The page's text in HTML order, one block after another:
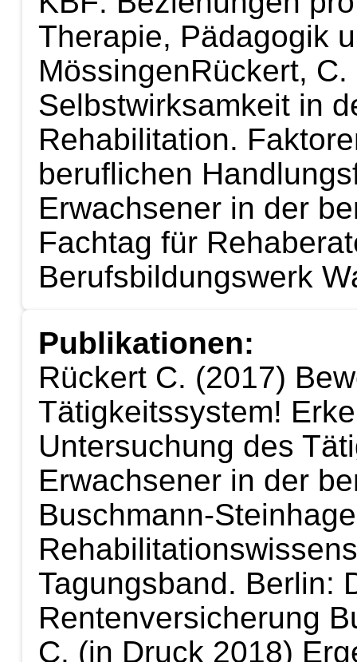
Therapie, Pädagogik
MössingenRückert,
Selbstwirksamkeit in
Rehabilitation.
beruflichen
Erwachsener in der
Fachtag für
Berufsbildungswerk
Publikationen:
Rückert C. (2017)
Tätigkeitssystem!
Untersuchung des
Erwachsener in der
Buschmann-
Tagungsband. Berlin:
Rentenversicherung
C. (in Druck 2018)